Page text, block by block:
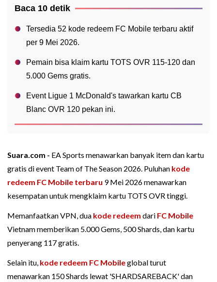
Baca 10 detik
Tersedia 52 kode redeem FC Mobile terbaru aktif
per 9 Mei 2026.
Pemain bisa klaim kartu TOTS OVR 115-120 dan
5.000 Gems gratis.
Event Ligue 1 McDonald's tawarkan kartu CB
Blanc OVR 120 pekan ini.
Suara.com - EA Sports menawarkan banyak item dan kartu
gratis di event Team of The Season 2026. Puluhan kode
redeem FC Mobile terbaru 9 Mei 2026 menawarkan
kesempatan untuk mengklaim kartu TOTS OVR tinggi.
Memanfaatkan VPN, dua kode redeem dari FC Mobile
Vietnam memberikan 5.000 Gems, 500 Shards, dan kartu
penyerang 117 gratis.
Selain itu, kode redeem FC Mobileglobal turut
menawarkan 150 Shards lewat 'SHARDSAREBACK' dan